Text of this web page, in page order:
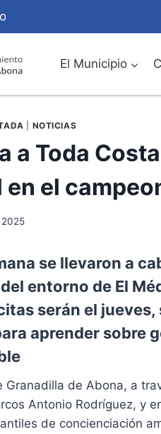
El Municipio
NOTICIAS
a Toda
el
se llevaron a
entorno de El
serán el
aprender sobre
Granadilla de Abona, a
Antonio Rodríguez, y
de concienciación